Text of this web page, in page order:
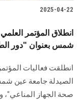
2025-04-22
شمس بعنوان "دور
انطلقت فعاليات
الصيدلة جامعة عين
صحة الجهاز المناعي"،